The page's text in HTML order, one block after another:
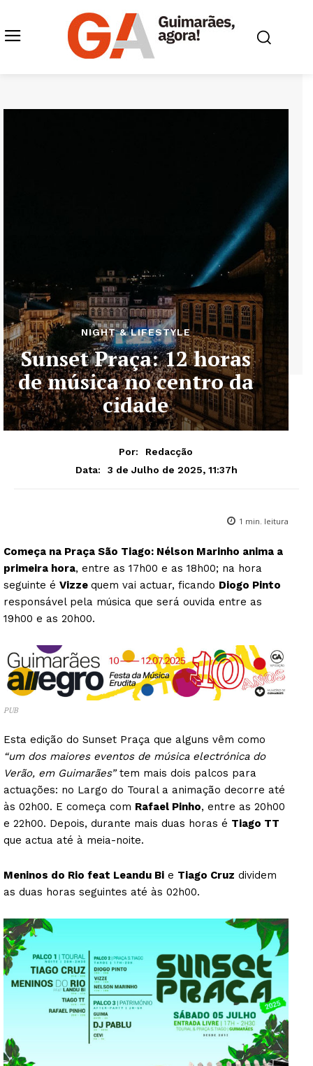
NIGHT & LIFESTYLE
Sunset Praça: 12 horas
de música no centro da
cidade
Por:
Redacção
Data:
3 de Julho de 2025, 11:37h
1 min. leitura
Começa na Praça São Tiago: Nélson Marinho anima a
primeira hora, entre as 17h00 e as 18h00; na hora
seguinte é Vizze quem vai actuar, ficando Diogo Pinto
responsável pela música que será ouvida entre as
19h00 e as 20h00.
PUB
Esta edição do Sunset Praça que alguns vêm como
“um dos maiores eventos de música electrónica do
Verão, em Guimarães”tem mais dois palcos para
actuações: no Largo do Toural a animação decorre até
às 02h00. E começa com Rafael Pinho, entre as 20h00
e 22h00. Depois, durante mais duas horas é Tiago TT
que actua até à meia-noite.
Meninos do Rio feat Leandu Bi e Tiago Cruz dividem
as duas horas seguintes até às 02h00.